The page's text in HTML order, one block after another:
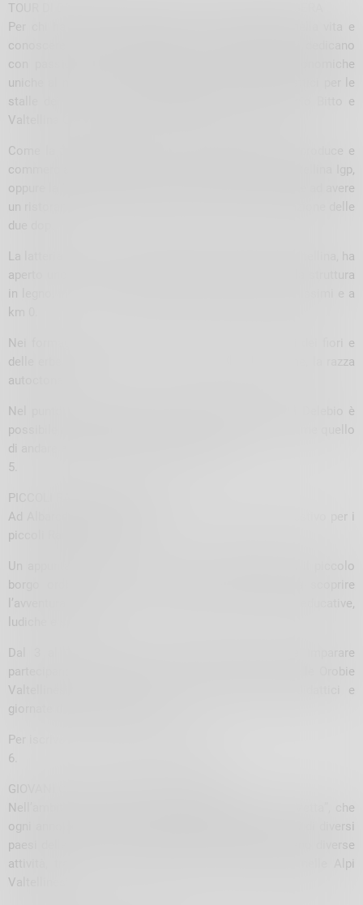
TOUR DI DEGUSTAZIONI DI BITTO E VALTELLINA CASERA
Per chi ha voglia di immergersi a 360° all’interno della vita e
conoscere le storie e le persone che ogni giorno si dedicano
con passione alla preparazione di eccellenze gastronomiche
uniche al mondo, sono a disposizione mini-tour didattici per le
stalle dei soci del CTCB e degustazioni di formaggio Bitto e
Valtellina Casera Dop direttamente nei loro spacci.
Come la famiglia Pedranzini, che oltre alle due Dop produce e
commercia anche salumi come la Bresaola della Valtellina Igp,
oppure la Fiorida, rinomato centro benessere, che oltre ad avere
un ristorante stellato organizza anche tour di degustazione delle
due dop.
La latteria di Chiuro, tra le principali cooperative in Valtellina, ha
aperto uno spaccio e stuzzicheria, riconoscibile per la struttura
in legno, in cui è possibile acquistare prodotti freschissimi e a
km 0.
Nei formaggi si riescono ancora a sentire i profumi dei fiori e
delle erbe dei prati, dove in estate pascolano le Brune, la razza
autoctona.
Nel punto vendita della Latteria Sociale Valtellina di Delebio è
possibile ritrovare gusti, riti e profumi di un tempo, come quello
di andare a prendere il latte appena munto.
5.
PICCOLI RANGER DELLE ALPI
Ad Albaredo sono già aperte le iscrizioni al campo estivo per i
piccoli Ranger delle Alpi.
Un appuntamento che è ormai una consuetudine per il piccolo
borgo orobico in cui i più piccoli sono invitati a scoprire
l’avventura e il rispetto per la natura con attività educative,
ludiche e sportive.
Dal 3 al 14 infatti i piccoli potranno divertirsi e imparare
partecipando a escursioni con le guide nel Parco delle Orobie
Valtellinesi, a giochi all’aria aperta, a laboratori didattici e
giornate dedicate allo sport.
Per iscriversi
6.
GIOVANI CASARI AL PASSO SAN MARCO
Nell’ambito del progetto internazionale “Giovani in Vetta”, che
ogni anno si propone di coinvolgere gruppi di giovani di diversi
paesi delle Alpi e dei Carpazi, gli enti locali organizzano diverse
attività, tra cui una due giorni da “Giovani Casari” nelle Alpi
Valtellinesi.